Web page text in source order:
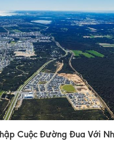
Cuộc Đường Đua Với